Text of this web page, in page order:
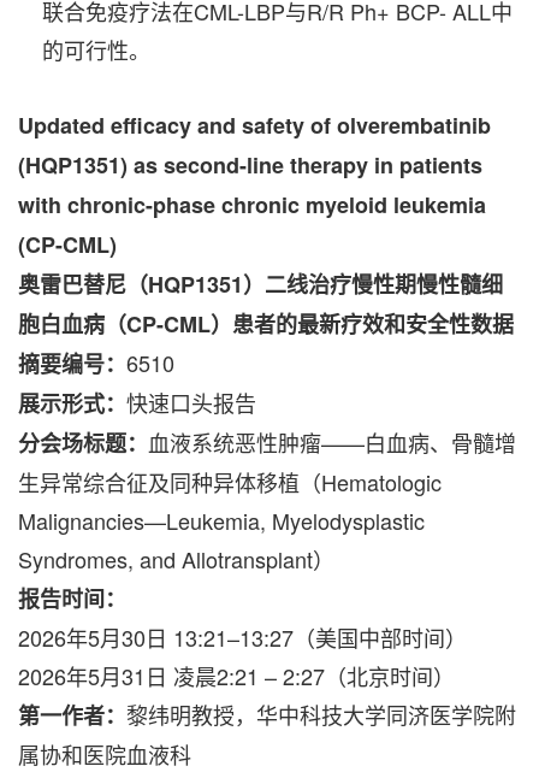
联合免疫疗法在CML-LBP与R/R Ph+ BCP- ALL中
的可行性。
Updated efficacy and safety of olverembatinib
(HQP1351) as second-line therapy in patients
with chronic-phase chronic myeloid leukemia
(CP-CML)
奥雷巴替尼（HQP1351）二线治疗慢性期慢性髓细
胞白血病（CP-CML）患者的最新疗效和安全性数据
摘要编号： 6510
展示形式： 快速口头报告
分会场标题： 血液系统恶性肿瘤——白血病、骨髓增
生异常综合征及同种异体移植（Hematologic
Malignancies—Leukemia, Myelodysplastic
Syndromes, and Allotransplant）
报告时间：
2026年5月30日 13:21–13:27（美国中部时间）
2026年5月31日 凌晨2:21 – 2:27（北京时间）
第一作者： 黎纬明教授，华中科技大学同济医学院附
属协和医院血液科